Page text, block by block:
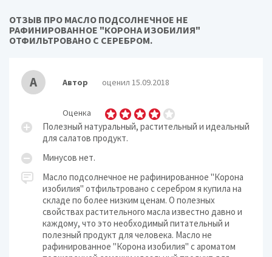
ОТЗЫВ ПРО МАСЛО ПОДСОЛНЕЧНОЕ НЕ
РАФИНИРОВАННОЕ "КОРОНА ИЗОБИЛИЯ"
ОТФИЛЬТРОВАНО С СЕРЕБРОМ.
А Автор оценил 15.09.2018
Оценка
Полезный натуральный, растительный и идеальный
для салатов продукт.
Минусов нет.
Масло подсолнечное не рафинированное "Корона
изобилия" отфильтровано с серебром я купила на
складе по более низким ценам. О полезных
свойствах растительного масла известно давно и
каждому, что это необходимый питательный и
полезный продукт для человека. Масло не
рафинированное "Корона изобилия" с ароматом